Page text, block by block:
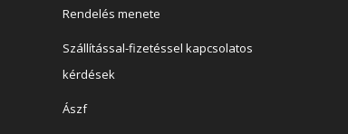
Rendelés menete
Szállítással-fizetéssel kapcsolatos
kérdések
Ászf